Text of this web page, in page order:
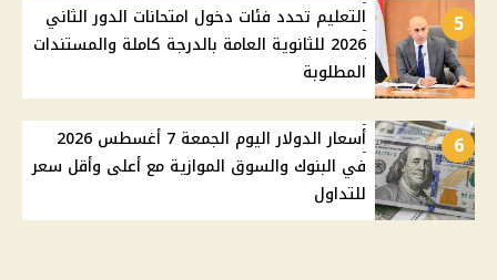
5
التعليم تحدد فئات دخول امتحانات الدور الثاني
2026 للثانوية العامة بالدرجة كاملة والمستندات
المطلوبة
6
أسعار الدولار اليوم الجمعة 7 أغسطس 2026
في البنوك والسوق الموازية مع أعلى وأقل سعر
للتداول